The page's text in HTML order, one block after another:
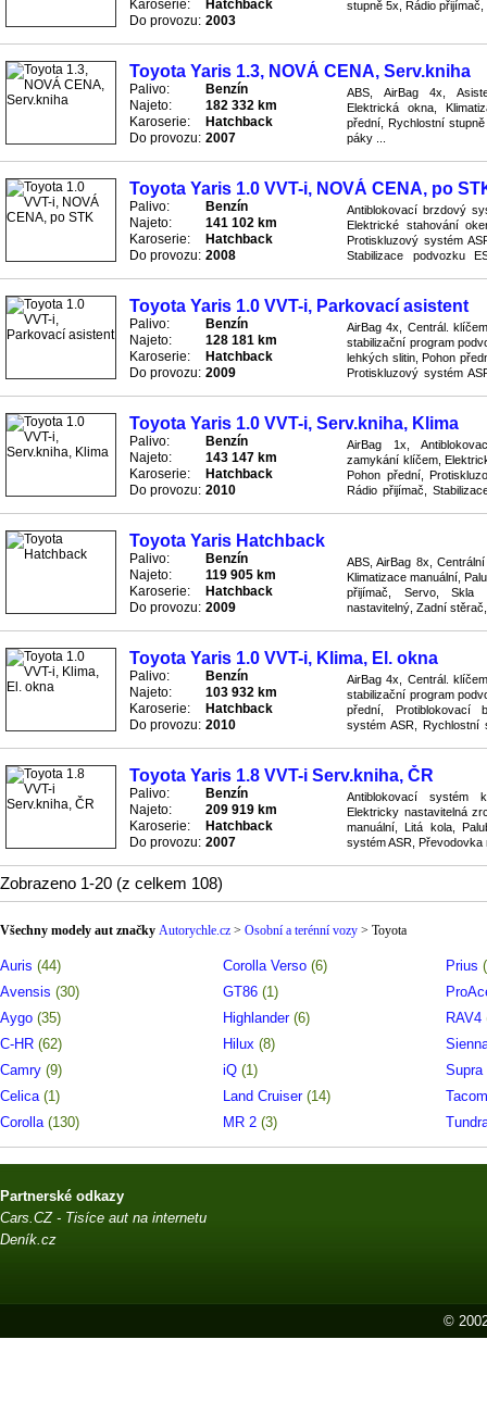
Karoserie:
Hatchback
Do provozu: 2003
stupně 5x, Rádio
Toyota Yaris 1.3, NOVÁ CENA, Serv.kniha
Palivo:
Benzín
Najeto:
182 332 km
Karoserie:
Hatchback
Do provozu: 2007
ABS, AirBag 4x,
Elektrická okna,
přední, Rychlostní
páky ...
Toyota Yaris 1.0 VVT-i, NOVÁ CENA, po
Palivo:
Benzín
Najeto:
141 102 km
Karoserie:
Hatchback
Do provozu: 2008
Antiblokovací brzdový
Elektrické stahování
Protiskluzový systém
Stabilizace podvozku
Toyota Yaris 1.0 VVT-i, Parkovací asistent
Palivo:
Benzín
Najeto:
128 181 km
Karoserie:
Hatchback
Do provozu: 2009
AirBag 4x, Centrál.
stabilizační program
lehkých slitin, Pohon
Protiskluzový systém
Toyota Yaris 1.0 VVT-i, Serv.kniha, Klima
Palivo:
Benzín
Najeto:
143 147 km
Karoserie:
Hatchback
Do provozu: 2010
AirBag 1x,
zamykání klíčem,
Pohon přední,
Rádio přijímač,
Toyota Yaris Hatchback
Palivo:
Benzín
Najeto:
119 905 km
Karoserie:
Hatchback
Do provozu: 2009
ABS, AirBag 8x,
Klimatizace manuální,
přijímač, Servo, Skla
nastavitelný, Zadní
Toyota Yaris 1.0 VVT-i, Klima, El. okna
Palivo:
Benzín
Najeto:
103 932 km
Karoserie:
Hatchback
Do provozu: 2010
AirBag 4x, Centrál.
stabilizační program
přední, Protiblokovací
systém ASR, Rychlostní
Toyota Yaris 1.8 VVT-i Serv.kniha, ČR
Palivo:
Benzín
Najeto:
209 919 km
Karoserie:
Hatchback
Do provozu: 2007
Antiblokovací systém
Elektricky nastavitelná
manuální, Litá kola,
systém ASR,
Zobrazeno 1-20 (z celkem 108)
Všechny modely aut značky Autorychle.cz > Osobní a terénní vozy > Toyota
Auris (44)
Avensis (30)
Aygo (35)
C-HR (62)
Camry (9)
Celica (1)
Corolla (130)
Corolla Verso (6)
GT86 (1)
Highlander (6)
Hilux (8)
iQ (1)
Land Cruiser (14)
MR 2 (3)
Prius
RAV4
Supra
Partnerské odkazy
Cars.CZ - Tisíce aut na internetu
Deník.cz
©